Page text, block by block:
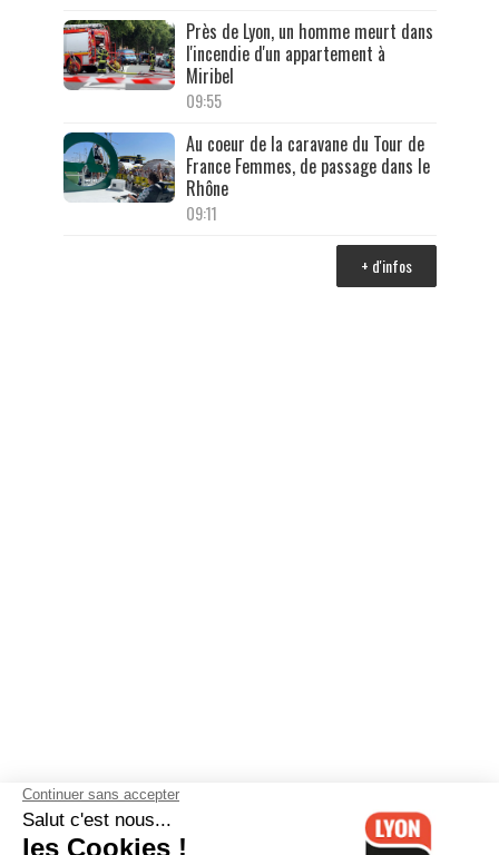
Près de Lyon, un homme meurt dans
l'incendie d'un appartement à
Miribel
09:55
Au coeur de la caravane du Tour de
France Femmes, de passage dans le
Rhône
09:11
+ d'infos